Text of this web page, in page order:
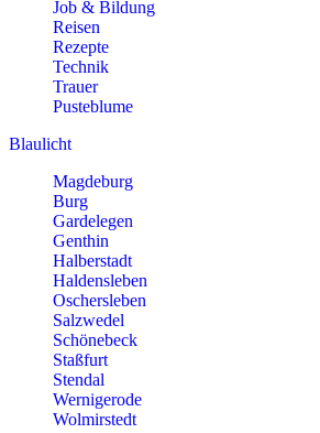
Job & Bildung
Reisen
Rezepte
Technik
Trauer
Pusteblume
Blaulicht
Magdeburg
Burg
Gardelegen
Genthin
Halberstadt
Haldensleben
Oschersleben
Salzwedel
Schönebeck
Staßfurt
Stendal
Wernigerode
Wolmirstedt